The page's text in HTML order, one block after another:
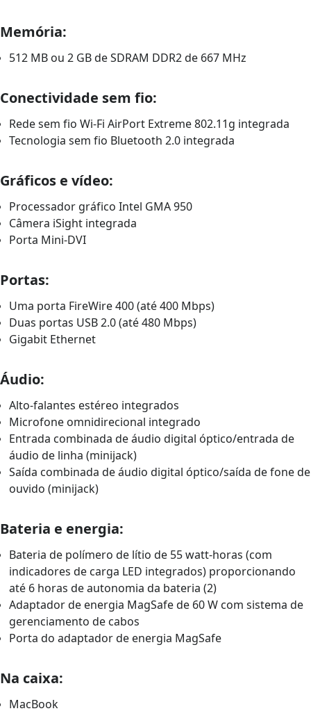
Memória:
512 MB ou 2 GB de SDRAM DDR2 de 667 MHz
Conectividade sem fio:
Rede sem fio Wi-Fi AirPort Extreme 802.11g integrada
Tecnologia sem fio Bluetooth 2.0 integrada
Gráficos e vídeo:
Processador gráfico Intel GMA 950
Câmera iSight integrada
Porta Mini-DVI
Portas:
Uma porta FireWire 400 (até 400 Mbps)
Duas portas USB 2.0 (até 480 Mbps)
Gigabit Ethernet
Áudio:
Alto-falantes estéreo integrados
Microfone omnidirecional integrado
Entrada combinada de áudio digital óptico/entrada de
áudio de linha (minijack)
Saída combinada de áudio digital óptico/saída de fone de
ouvido (minijack)
Bateria e energia:
Bateria de polímero de lítio de 55 watt-horas (com
indicadores de carga LED integrados) proporcionando
até 6 horas de autonomia da bateria (2)
Adaptador de energia MagSafe de 60 W com sistema de
gerenciamento de cabos
Porta do adaptador de energia MagSafe
Na caixa:
MacBook